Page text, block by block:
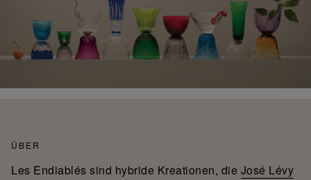
ÜBER
Les Endiablés sind hybride Kreationen, die José Lévy